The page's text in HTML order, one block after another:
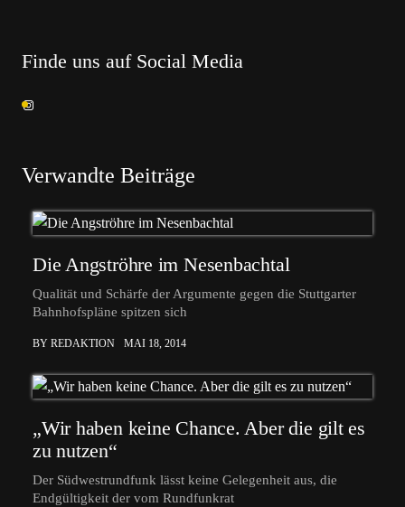
Finde uns auf Social Media
Verwandte Beiträge
Die Angströhre im Nesenbachtal
Qualität und Schärfe der Argumente gegen die Stuttgarter
Bahnhofspläne spitzen sich
BY REDAKTION MAI 18, 2014
„Wir haben keine Chance. Aber die gilt es
zu nutzen“
Der Südwestrundfunk lässt keine Gelegenheit aus, die
Endgültigkeit der vom Rundfunkrat